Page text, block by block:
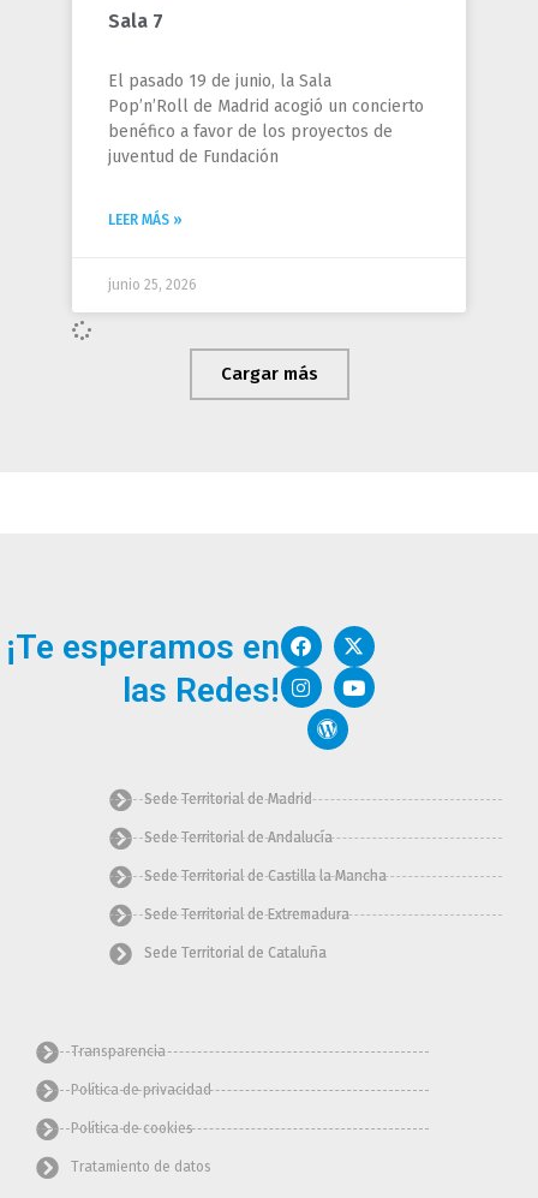
Sala 7
El pasado 19 de junio, la Sala
Pop’n’Roll de Madrid acogió un concierto
benéfico a favor de los proyectos de
juventud de Fundación
LEER MÁS »
junio 25, 2026
Cargar más
¡Te esperamos en
las Redes!
F
a
c
e
b
o
X
-
t
w
i
r
I
n
s
t
a
g
m
Y
o
u
t
u
W
o
d
p
r
e
s
Sede Territorial de Madrid
Sede Territorial de Andalucía
Sede Territorial de Castilla la Mancha
Sede Territorial de Extremadura
Sede Territorial de Cataluña
Transparencia
Política de privacidad
Política de cookies
Tratamiento de datos